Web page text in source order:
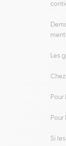
Les
Pour
Pour
Si